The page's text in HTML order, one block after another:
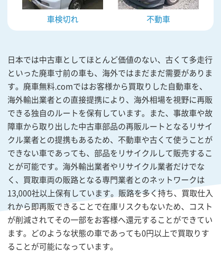
車検切れ 不動車
日本では中古車としてほとんど価値のない、古くて多走行
といった廃車寸前の車も、海外ではまだまだ需要がありま
す。廃車無料.comではお客様から買取りした自動車を、
海外輸出業者との直接提携により、海外相場を視野に再販
できる独自のルートを保有しています。また、事故車や故
障車から取り出した中古車部品の再販ルートとなるリサイ
クル業者との提携もあるため、不動車や古くて使うことが
できない車であっても、部品をリサイクルして販売するこ
とが可能です。海外輸出業者やリサイクル業者だけでな
く、買取車両の販路となる専門業者とのネットワークは
13,000社以上保有しています。販路を多く持ち、買取仕入
れから即再販できることで在庫リスクもないため、コスト
が削減されてその一部をお客様へ還元することができてい
ます。どのような状態の車であっても0円以上で買取りす
ることが可能になっています。